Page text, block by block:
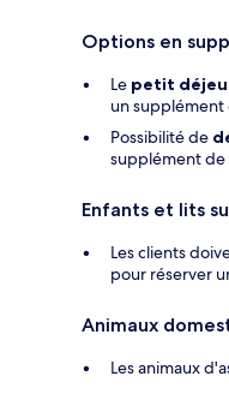
Options en
Le petit
un supplément
Possibilité de
supplément de
Enfants et lits
Les clients
pour réserver
Animaux
Les animaux